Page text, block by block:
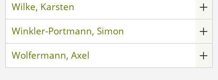
Wilke, Karsten
Winkler-Portmann, Simon
Wolfermann, Axel